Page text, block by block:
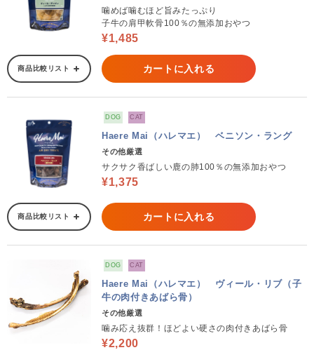
噛めば噛むほど旨みたっぷり
子牛の肩甲軟骨100％の無添加おやつ
¥1,485
商品比較リスト カートに入れる
DOG CAT
Haere Mai（ハレマエ） ベニソン・ラング
その他厳選
サクサク香ばしい鹿の肺100％の無添加おやつ
¥1,375
商品比較リスト カートに入れる
DOG CAT
Haere Mai（ハレマエ） ヴィール・リブ（子
牛の肉付きあばら骨）
その他厳選
噛み応え抜群！ほどよい硬さの肉付きあばら骨
¥2,200